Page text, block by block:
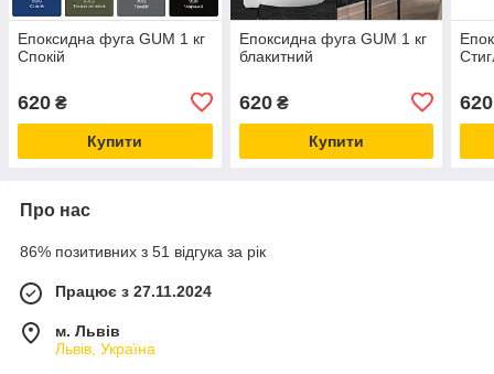
Епоксидна фуга GUM 1 кг
Спокій
620 ₴
Купити
Епоксидна фуга GUM 1 кг
блакитний
620₴
Купити
620
Про нас
86% позитивних з 51 відгука за рік
Працює з 27.11.2024
м. Львів
Львів, Україна